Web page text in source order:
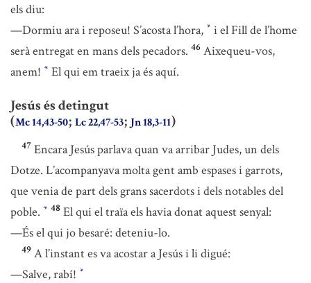
els diu:
—Dormiu ara i reposeu! S’acosta l’hora, * i el Fill de l’home
serà entregat en mans dels pecadors. 46 Aixequeu-vos,
anem! * El qui em traeix ja és aquí.
Jesús és detingut
(Mc 14,43-50; Lc 22,47-53; Jn 18,3-11)
47 Encara Jesús parlava quan va arribar Judes, un dels
Dotze. L’acompanyava molta gent amb espases i garrots,
que venia de part dels grans sacerdots i dels notables del
poble. * 48 El qui el traïa els havia donat aquest senyal:
—És el qui jo besaré: deteniu-lo.
49 A l’instant es va acostar a Jesús i li digué:
—Salve, rabí! *